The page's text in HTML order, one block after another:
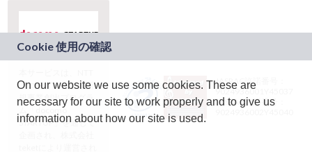
ドコモグループの新
規事業創出プログラ
ム「docomo
STARTUP」を通じて
JASRAC許諾番号：
9024936001Y45037
JASRAC許諾番号：
On our website we use some cookies. These are
necessary for our site to work properly and to give us
information about how our site is used.